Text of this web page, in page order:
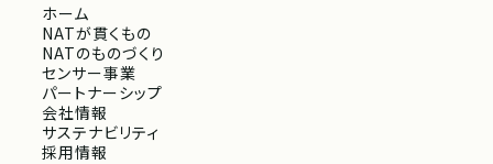
ホーム
NATが貫くもの
NATのものづくり
センサー事業
パートナーシップ
会社情報
サステナビリティ
採用情報